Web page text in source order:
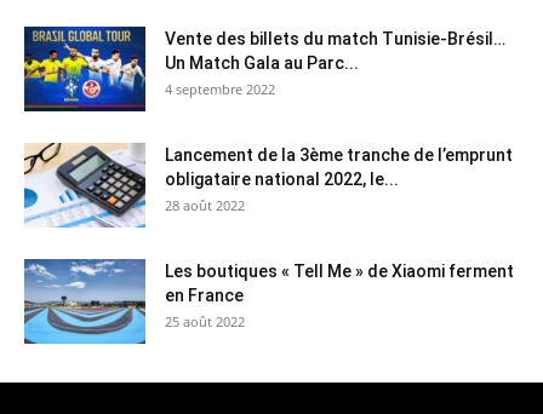
Vente des billets du match Tunisie-Brésil…
Un Match Gala au Parc...
4 septembre 2022
Lancement de la 3ème tranche de l’emprunt
obligataire national 2022, le...
28 août 2022
Les boutiques « Tell Me » de Xiaomi ferment
en France
25 août 2022